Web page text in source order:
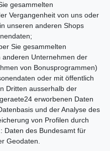
gesammelten
Vergangenheit von uns oder
unseren anderen Shops
Sie gesammelten
Unternehmen der
von Bonusprogrammen)
oder mit öffentlich
Dritten ausserhalb der
erworbenen Daten
und der Analyse des
von Profilen durch
Daten des Bundesamt für
Geodaten.